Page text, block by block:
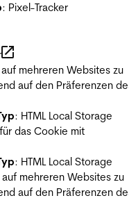
: Pixel-Tracker
mehreren Websites zu
auf den Präferenzen
: HTML Local Storage
das Cookie mit
: HTML Local Storage
mehreren Websites zu
auf den Präferenzen